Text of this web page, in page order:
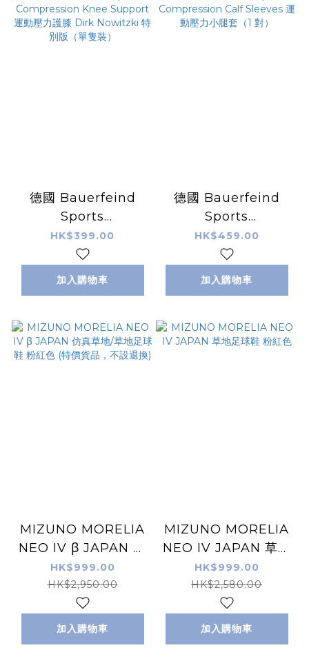
德國 Bauerfeind
Sports
Compression Knee
Support 運動壓力護
膝 Dirk Nowitzki 特
HK$399.00
加入購物車
德國 Bauerfeind
Sports
Compression Calf
Sleeves 運動壓力小
腿套（1 對）
HK$459.00
加入購物車
MIZUNO MORELIA
NEO IV β JAPAN 仿
真草地/草地足球鞋 粉
紅色 (特價貨品，不設
退換)
HK$999.00
HK$2,950.00
加入購物車
MIZUNO MORELIA
NEO IV JAPAN 草地
足球鞋 粉紅色
HK$999.00
HK$2,580.00
加入購物車